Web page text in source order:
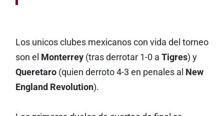
Los unicos clubes mexicanos con vida del torneo
son el Monterrey(tras derrotar 1-0 a Tigres) y
Queretaro(quien derroto 4-3 en penales al New
England Revolution).